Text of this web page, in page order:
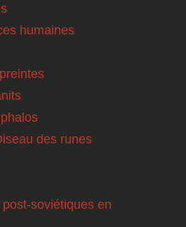
humaines
des runes
soviétiques en